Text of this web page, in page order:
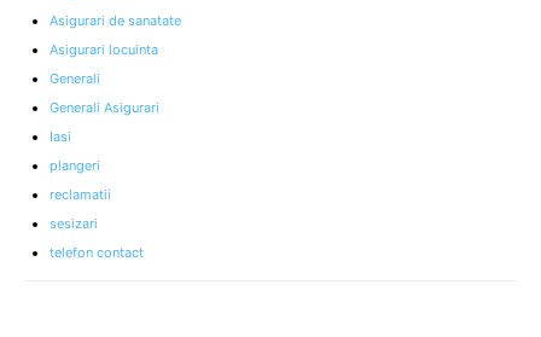
Asigurari de sanatate
Asigurari locuinta
Generali
Generali Asigurari
Iasi
plangeri
reclamatii
sesizari
telefon contact